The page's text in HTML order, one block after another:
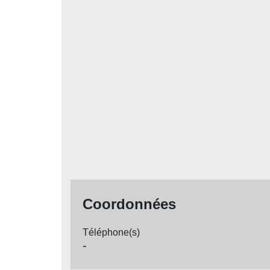
Coordonnées
Téléphone(s)
-